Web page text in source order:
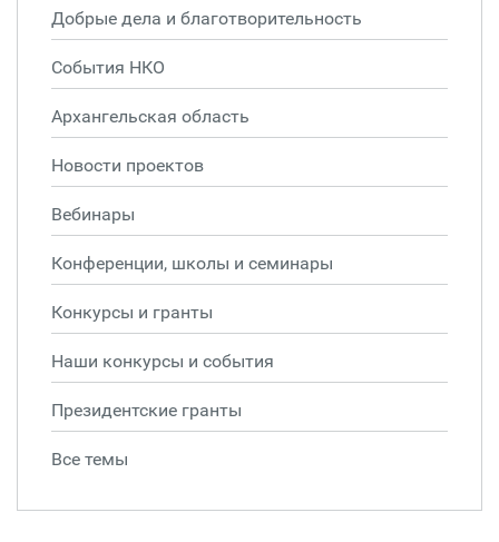
Добрые дела и благотворительность
События НКО
Архангельская область
Новости проектов
Вебинары
Конференции, школы и семинары
Конкурсы и гранты
Наши конкурсы и события
Президентские гранты
Все темы